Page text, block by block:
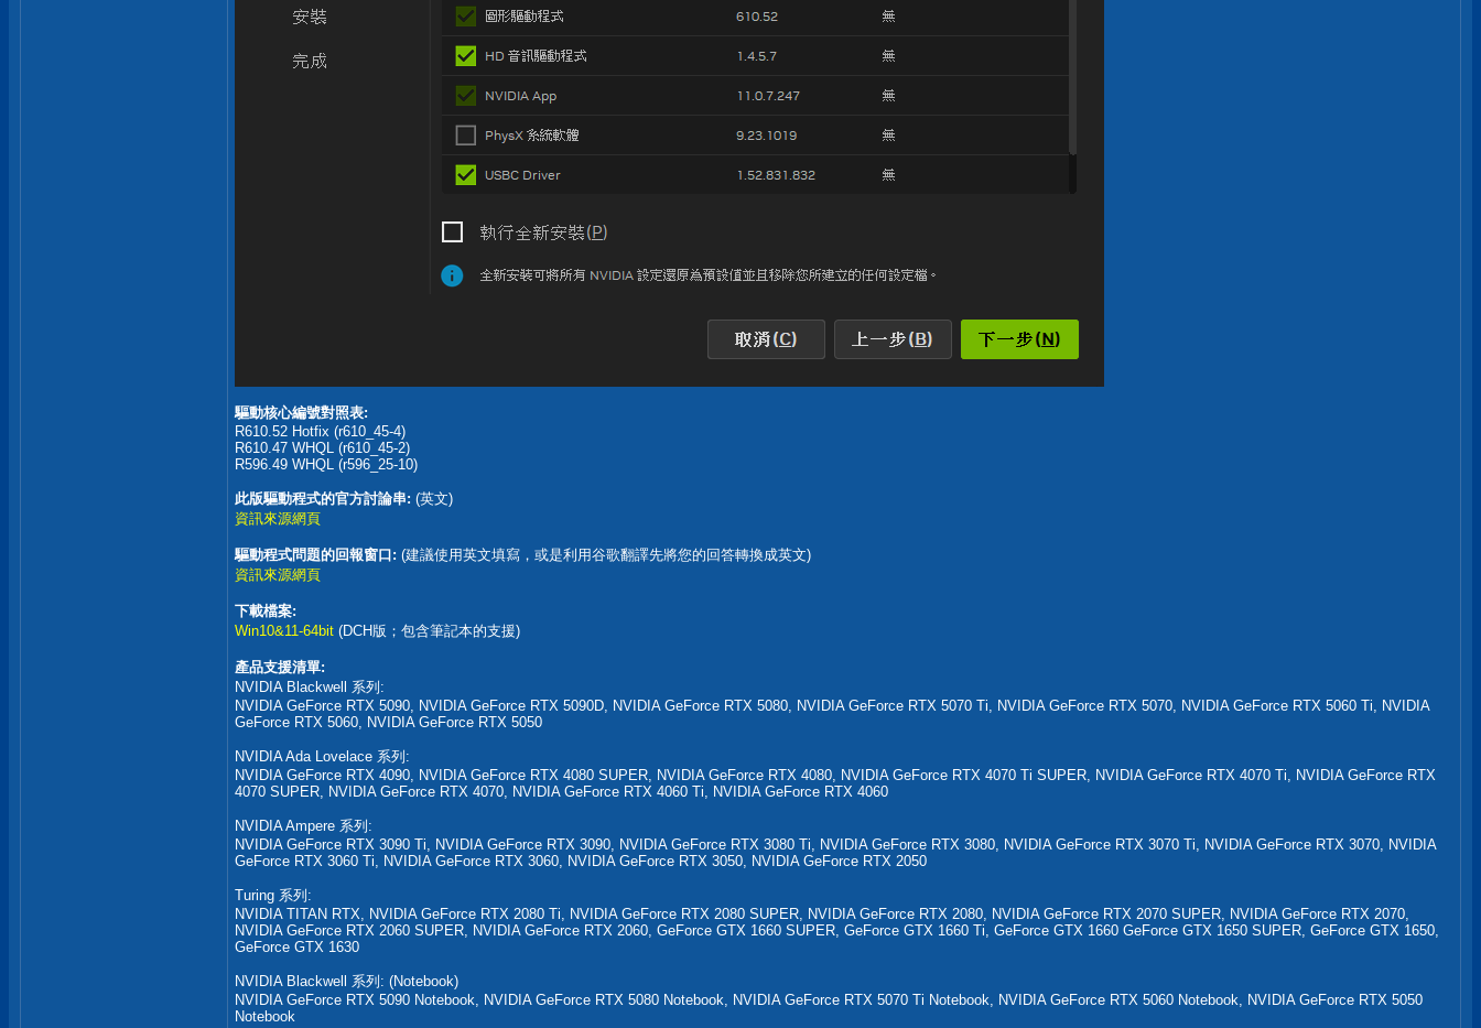
驅動核心編號對照表:
R610.52 Hotfix (r610_45-4)
R610.47 WHQL (r610_45-2)
R596.49 WHQL (r596_25-10)
此版驅動程式的官方討論串: (英文)
資訊來源網頁
驅動程式問題的回報窗口: (建議使用英文填寫，或是利用谷歌翻譯先將您的回答轉換成英文)
資訊來源網頁
下載檔案:
Win10&11-64bit (DCH版；包含筆記本的支援)
產品支援清單:
NVIDIA Blackwell 系列:
NVIDIA GeForce RTX 5090, NVIDIA GeForce RTX 5090D, NVIDIA GeForce RTX 5080, NVIDIA GeForce RTX 5070 Ti, NVIDIA GeForce RTX 5070, NVIDIA GeForce RTX 5060 Ti, NVIDIA
GeForce RTX 5060, NVIDIA GeForce RTX 5050
NVIDIA Ada Lovelace 系列:
NVIDIA GeForce RTX 4090, NVIDIA GeForce RTX 4080 SUPER, NVIDIA GeForce RTX 4080, NVIDIA GeForce RTX 4070 Ti SUPER, NVIDIA GeForce RTX 4070 Ti, NVIDIA GeForce RTX
4070 SUPER, NVIDIA GeForce RTX 4070, NVIDIA GeForce RTX 4060 Ti, NVIDIA GeForce RTX 4060
NVIDIA Ampere 系列:
NVIDIA GeForce RTX 3090 Ti, NVIDIA GeForce RTX 3090, NVIDIA GeForce RTX 3080 Ti, NVIDIA GeForce RTX 3080, NVIDIA GeForce RTX 3070 Ti, NVIDIA GeForce RTX 3070, NVIDIA
GeForce RTX 3060 Ti, NVIDIA GeForce RTX 3060, NVIDIA GeForce RTX 3050, NVIDIA GeForce RTX 2050
Turing 系列:
NVIDIA TITAN RTX, NVIDIA GeForce RTX 2080 Ti, NVIDIA GeForce RTX 2080 SUPER, NVIDIA GeForce RTX 2080, NVIDIA GeForce RTX 2070 SUPER, NVIDIA GeForce RTX 2070,
NVIDIA GeForce RTX 2060 SUPER, NVIDIA GeForce RTX 2060, GeForce GTX 1660 SUPER, GeForce GTX 1660 Ti, GeForce GTX 1660 GeForce GTX 1650 SUPER, GeForce GTX 1650,
GeForce GTX 1630
NVIDIA Blackwell 系列: (Notebook)
NVIDIA GeForce RTX 5090 Notebook, NVIDIA GeForce RTX 5080 Notebook, NVIDIA GeForce RTX 5070 Ti Notebook, NVIDIA GeForce RTX 5060 Notebook, NVIDIA GeForce RTX 5050
Notebook